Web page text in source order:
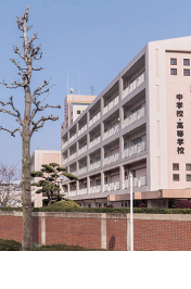
修学館生の1日
年間行事
部活動紹介
制服紹介
在校生の声
教員メッセージ